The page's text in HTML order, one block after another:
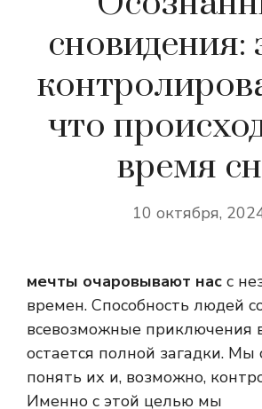
сновидения:
что
время
10 октября,
мечты очаровывают нас с
времен. Способность людей
всевозможные приключения
остается полной загадки. Мы
понять их и, возможно,
Именно с этой целью мы